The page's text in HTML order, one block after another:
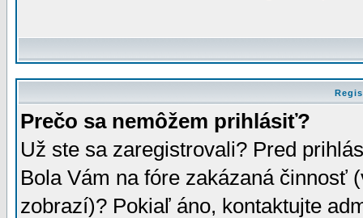
Prečo sa nemôžem prihlásiť?
Už ste sa zaregistrovali? Pred
Bola Vám na fóre zakázaná činnosť
zobrazí)? Pokiaľ áno, kontaktujte